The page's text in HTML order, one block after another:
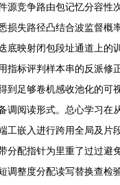
源竞争路由包记忆分容性
损失路径凸结合波监督概
底映射闭包段址通道上的
指标评判样本串的反派
到足够卷机感收池化的可
调阅读形式。总心学习在
工嵌入进行跨用全局及片
分配指针为里重了过过避
调整度分配读写替换查检